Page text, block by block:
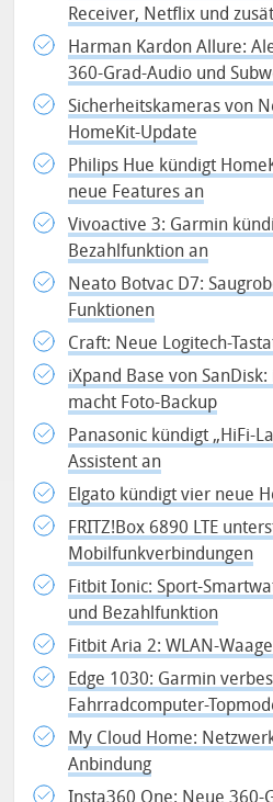
Receiver, Netflix und
Harman Kardon Allure:
360-Grad-Audio und
Sicherheitskameras von
HomeKit-Update
Philips Hue kündigt
neue Features an
Vivoactive 3: Garmin
Bezahlfunktion an
Neato Botvac D7:
Funktionen
Craft: Neue Logitech-
iXpand Base von
macht Foto-Backup
Panasonic kündigt „HiFi-
Assistent an
Elgato kündigt vier neue
FRITZ!Box 6890 LTE
Mobilfunkverbindungen
Fitbit Ionic: Sport-
und Bezahlfunktion
Fitbit Aria 2: WLAN-
Edge 1030: Garmin
Fahrradcomputer-
My Cloud Home:
Anbindung
Insta360 One: Neue 360-